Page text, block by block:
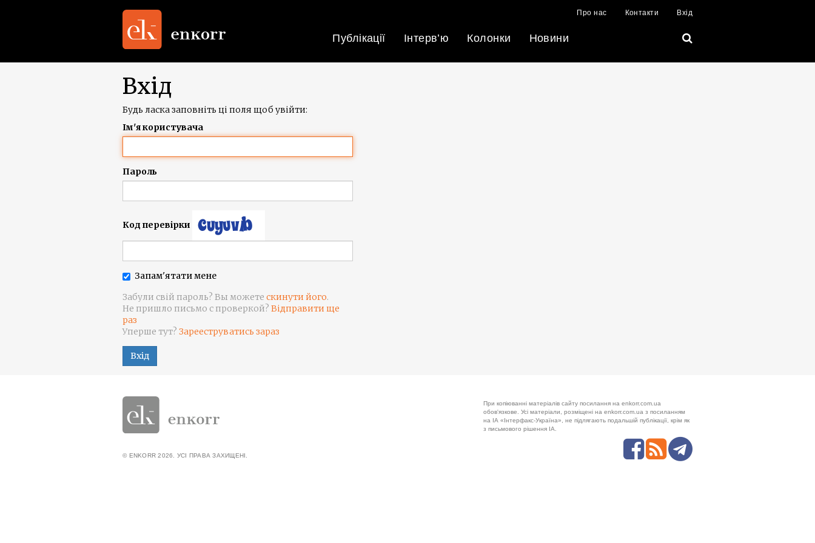
Про нас Контакти Вхід
Публікації Інтерв’ю Колонки Новини
Вхід
Будь ласка заповніть ці поля щоб увійти:
Ім'я користувача
Пароль
Код перевірки
Запам'ятати мене
Забули свій пароль? Вы можете скинути його.
Не пришло письмо с проверкой? Відправити ще
раз
Уперше тут? Зарееструватись зараз
Вхід
При копіюванні матеріалів сайту посилання на enkorr.com.ua
обов'язкове. Усі матеріали, розміщені на enkorr.com.ua з посиланням
на ІА «Інтерфакс-Україна», не підлягають подальшій публікації, крім як
з письмового рішення ІА.
© ENKORR 2026. УСІ ПРАВА ЗАХИЩЕНІ.